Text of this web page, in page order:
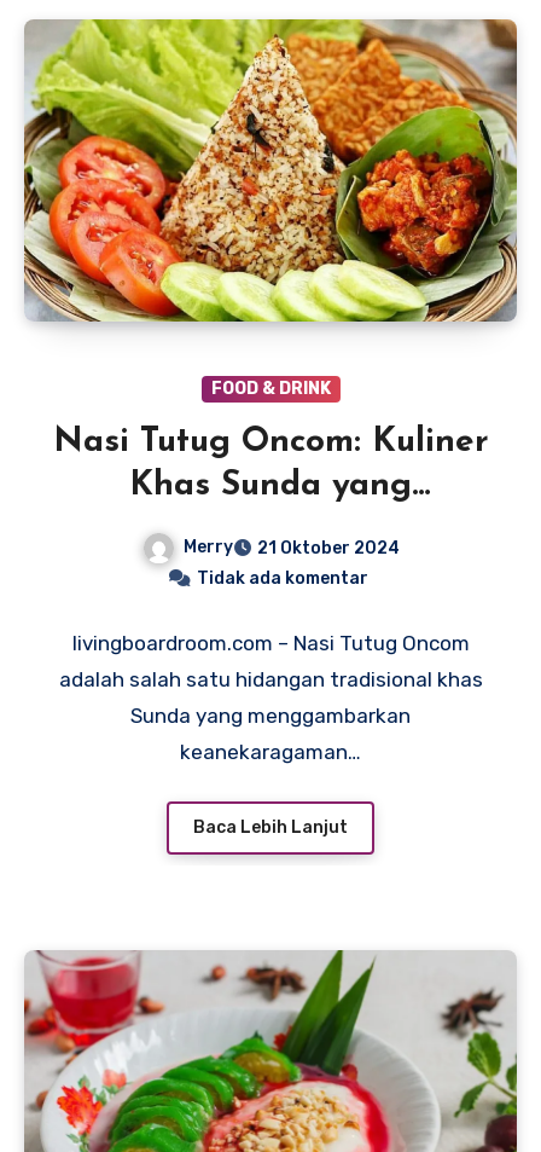
FOOD & DRINK
Nasi Tutug Oncom: Kuliner
Khas Sunda yang
Menggugah Selera
Merry
21 Oktober 2024
Tidak ada komentar
livingboardroom.com – Nasi Tutug Oncom
adalah salah satu hidangan tradisional khas
Sunda yang menggambarkan
keanekaragaman…
Baca Lebih Lanjut